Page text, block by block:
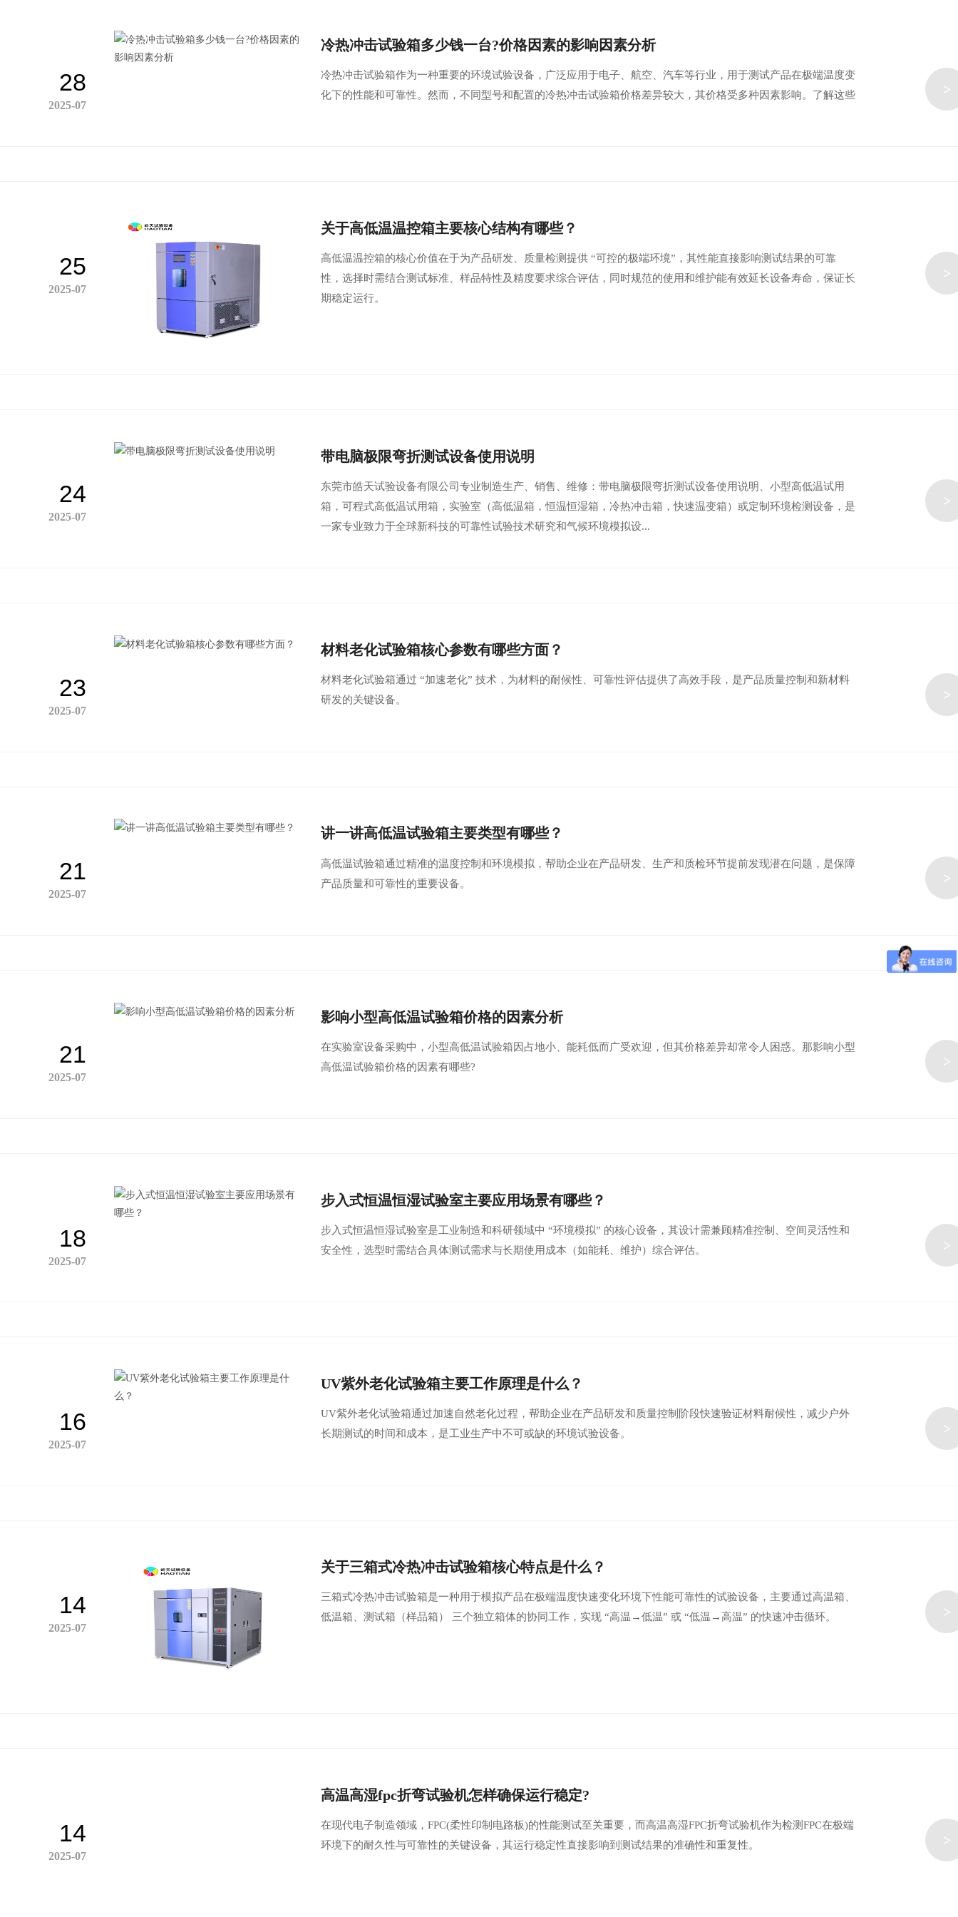
28
2025-07
冷热冲击试验箱多少钱一台?价格因素的影响因素分析
冷热冲击试验箱作为一种重要的环境试验设备，广泛应用于电子、航空、汽车等行业，用于测试产品在极端温度变
化下的性能和可靠性。然而，不同型号和配置的冷热冲击试验箱价格差异较大，其价格受多种因素影响。了解这些
>
25
2025-07
关于高低温温控箱主要核心结构有哪些？
高低温温控箱的核心价值在于为产品研发、质量检测提供 “可控的极端环境”，其性能直接影响测试结果的可靠
性，选择时需结合测试标准、样品特性及精度要求综合评估，同时规范的使用和维护能有效延长设备寿命，保证长
期稳定运行。
>
24
2025-07
带电脑极限弯折测试设备使用说明
东莞市皓天试验设备有限公司专业制造生产、销售、维修：带电脑极限弯折测试设备使用说明、​小型高低温试用
箱，可程式高低温试用箱，实验室（高低温箱，恒温恒湿箱，冷热冲击箱，快速温变箱）或定制环境检测设备，是
一家专业致力于全球新科技的可靠性试验技术研究和气候环境模拟设...
>
23
2025-07
材料老化试验箱核心参数有哪些方面？
材料老化试验箱通过 “加速老化” 技术，为材料的耐候性、可靠性评估提供了高效手段，是产品质量控制和新材料
研发的关键设备。
>
21
2025-07
讲一讲高低温试验箱主要类型有哪些？
高低温试验箱通过精准的温度控制和环境模拟，帮助企业在产品研发、生产和质检环节提前发现潜在问题，是保障
产品质量和可靠性的重要设备。
>
21
2025-07
影响小型高低温试验箱价格的因素分析
在实验室设备采购中，小型高低温试验箱因占地小、能耗低而广受欢迎，但其价格差异却常令人困惑。那影响小型
高低温试验箱价格的因素有哪些?
>
18
2025-07
步入式恒温恒湿试验室主要应用场景有哪些？
步入式恒温恒湿试验室是工业制造和科研领域中 “环境模拟” 的核心设备，其设计需兼顾精准控制、空间灵活性和
安全性，选型时需结合具体测试需求与长期使用成本（如能耗、维护）综合评估。
>
16
2025-07
UV紫外老化试验箱主要工作原理是什么？
UV紫外老化试验箱通过加速自然老化过程，帮助企业在产品研发和质量控制阶段快速验证材料耐候性，减少户外
长期测试的时间和成本，是工业生产中不可或缺的环境试验设备。
>
14
2025-07
关于三箱式冷热冲击试验箱核心特点是什么？
三箱式冷热冲击试验箱是一种用于模拟产品在极端温度快速变化环境下性能可靠性的试验设备，主要通过高温箱、
低温箱、测试箱（样品箱） 三个独立箱体的协同工作，实现 “高温→低温” 或 “低温→高温” 的快速冲击循环。
>
14
2025-07
高温高湿fpc折弯试验机怎样确保运行稳定?
在现代电子制造领域，FPC(柔性印制电路板)的性能测试至关重要，而高温高湿FPC折弯试验机作为检测FPC在极端
环境下的耐久性与可靠性的关键设备，其运行稳定性直接影响到测试结果的准确性和重复性。
>